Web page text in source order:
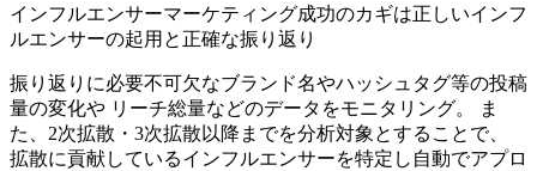
インフルエンサーマーケティング成功のカギは正しいインフ
ルエンサーの起用と正確な振り返り
振り返りに必要不可欠なブランド名やハッシュタグ等の投稿
量の変化や リーチ総量などのデータをモニタリング。 ま
た、2次拡散・3次拡散以降までを分析対象とすることで、
拡散に貢献しているインフルエンサーを特定し自動でアプロ